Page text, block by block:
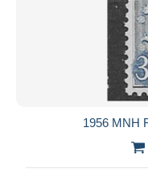
1956 MNH